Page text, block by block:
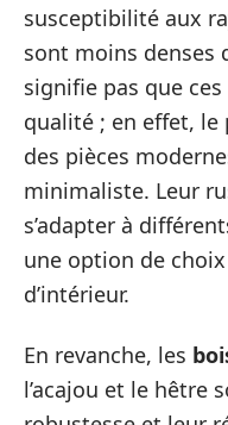
susceptibilité aux
sont moins denses
signifie pas que
qualité ; en effet,
des pièces
minimaliste. Leur
s’adapter à
une option de
d’intérieur.
En revanche, les
l’acajou et le hêtre